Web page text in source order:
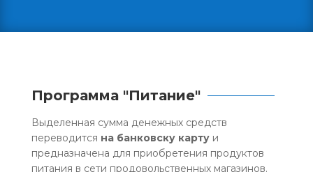
Программа "Питание"
Выделенная сумма денежных средств
переводится на банковску картуи
предназначена для приобретения продуктов
питания в сети продовольственных магазинов.